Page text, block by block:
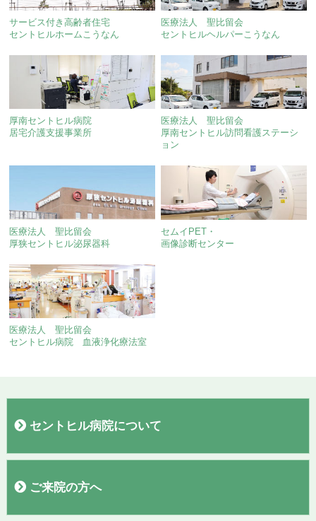
サービス付き高齢者住宅
セントヒルホームこうなん
医療法人 聖比留会
セントヒルヘルパーこうなん
厚南セントヒル病院
居宅介護支援事業所
医療法人 聖比留会
厚南セントヒル訪問看護ステーシ
ョン
医療法人 聖比留会
厚狭セントヒル泌尿器科
セムイPET・
画像診断センター
医療法人 聖比留会
セントヒル病院 血液浄化療法室
セントヒル病院について
ご来院の方へ